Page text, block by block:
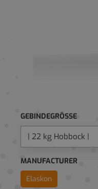
GEBINDEGRÖSSE
MANUFACTURER
Elaskon